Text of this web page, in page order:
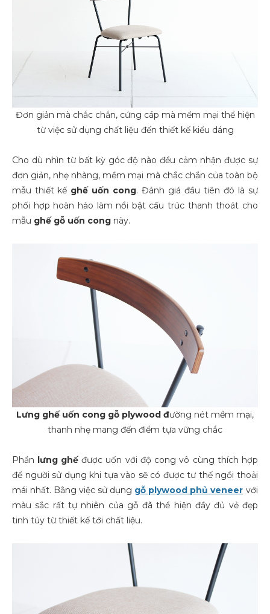
Đơn giản mà chắc chắn, cứng cáp mà mềm mại thể hiện
từ việc sử dụng chất liệu đến thiết kế kiểu dáng
Cho dù nhìn từ bất kỳ góc độ nào đều cảm nhận được sự
đơn giản, nhẹ nhàng, mềm mại mà chắc chắn của toàn bộ
mẫu thiết kế ghế uốn cong. Đánh giá đầu tiên đó là sự
phối hợp hoàn hảo làm nổi bật cấu trúc thanh thoát cho
mẫu ghế gỗ uốn cong này.
Lưng ghế uốn cong gỗ plywood đường nét mềm mại,
thanh nhẹ mang đến điểm tựa vững chắc
Phần lưng ghế được uốn với độ cong vô cùng thích hợp
để người sử dụng khi tựa vào sẽ có được tư thế ngồi thoải
mái nhất. Bằng việc sử dụng gỗ plywood phủ veneer với
màu sắc rất tự nhiên của gỗ đã thể hiện đầy đủ vẻ đẹp
tinh túy từ thiết kế tới chất liệu.